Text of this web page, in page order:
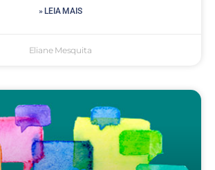
» LEIA MAIS
Eliane Mesquita